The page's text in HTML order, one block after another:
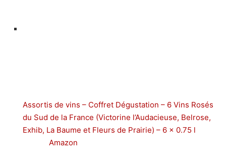
Assortis de vins – Coffret Dégustation – 6 Vins Rosés
du Sud de la France (Victorine l’Audacieuse, Belrose,
Exhib, La Baume et Fleurs de Prairie) – 6 x 0.75 l
Amazon